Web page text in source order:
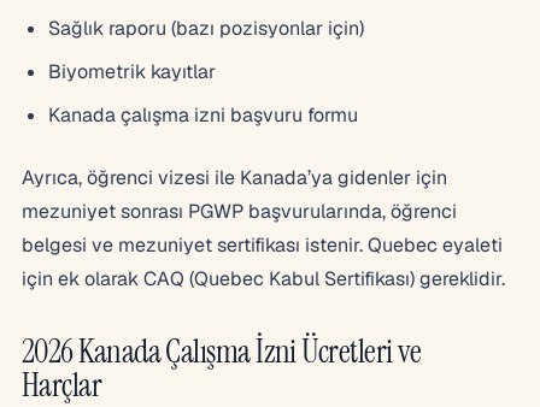
Sağlık raporu (bazı pozisyonlar için)
Biyometrik kayıtlar
Kanada çalışma izni başvuru formu
Ayrıca, öğrenci vizesi ile Kanada’ya gidenler için
mezuniyet sonrası PGWP başvurularında, öğrenci
belgesi ve mezuniyet sertifikası istenir. Quebec eyaleti
için ek olarak CAQ (Quebec Kabul Sertifikası) gereklidir.
2026 Kanada Çalışma İzni Ücretleri ve
Harçlar